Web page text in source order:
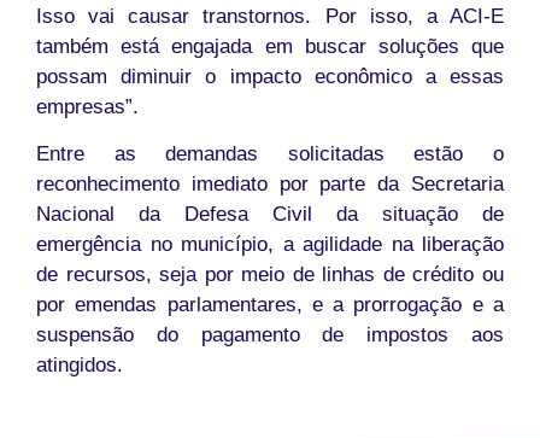
Isso vai causar transtornos. Por isso, a ACI-E
também está engajada em buscar soluções que
possam diminuir o impacto econômico a essas
empresas”.
Entre as demandas solicitadas estão o
reconhecimento imediato por parte da Secretaria
Nacional da Defesa Civil da situação de
emergência no município, a agilidade na liberação
de recursos, seja por meio de linhas de crédito ou
por emendas parlamentares, e a prorrogação e a
suspensão do pagamento de impostos aos
atingidos.